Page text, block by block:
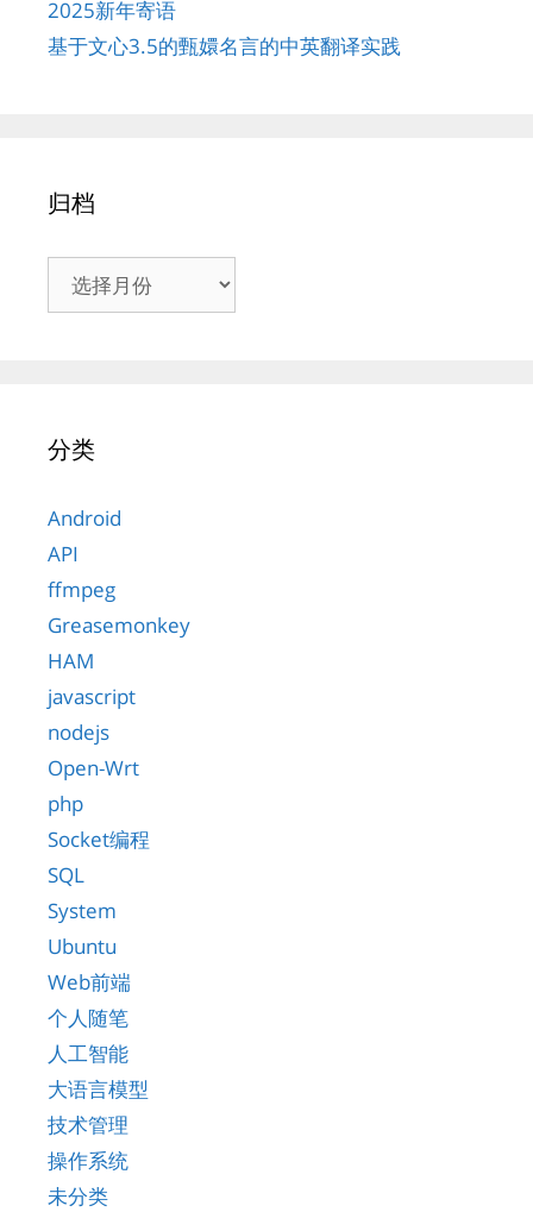
2025新年寄语
基于文心3.5的甄嬛名言的中英翻译实践
归档
分类
Android
API
ffmpeg
Greasemonkey
HAM
javascript
nodejs
Open-Wrt
php
Socket编程
SQL
System
Ubuntu
Web前端
个人随笔
人工智能
大语言模型
技术管理
操作系统
未分类